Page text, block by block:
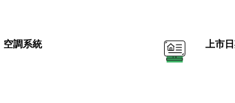
空調系統 上市